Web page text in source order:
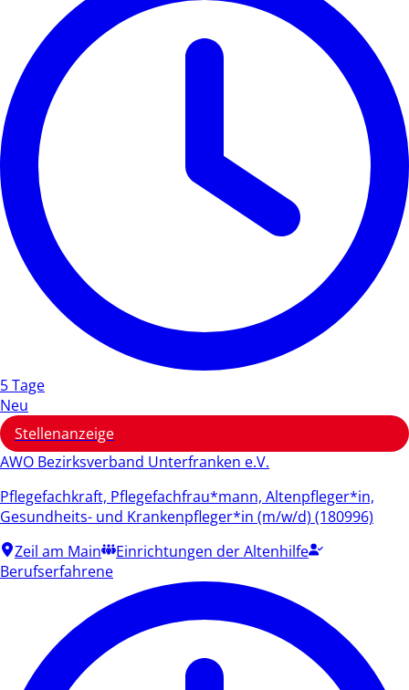
5 Tage
Neu
Stellenanzeige
AWO Bezirksverband Unterfranken e.V.
Pflegefachkraft, Pflegefachfrau*mann, Altenpfleger*in,
Gesundheits- und Krankenpfleger*in (m/w/d) (180996)
Zeil am Main
Einrichtungen der Altenhilfe
Berufserfahrene